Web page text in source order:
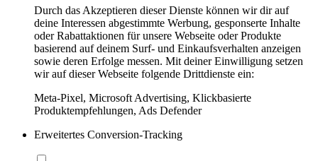
Durch das Akzeptieren dieser Dienste können wir dir auf
deine Interessen abgestimmte Werbung, gesponserte Inhalte
oder Rabattaktionen für unsere Webseite oder Produkte
basierend auf deinem Surf- und Einkaufsverhalten anzeigen
sowie deren Erfolge messen. Mit deiner Einwilligung setzen
wir auf dieser Webseite folgende Drittdienste ein:
Meta-Pixel, Microsoft Advertising, Klickbasierte
Produktempfehlungen, Ads Defender
Erweitertes Conversion-Tracking